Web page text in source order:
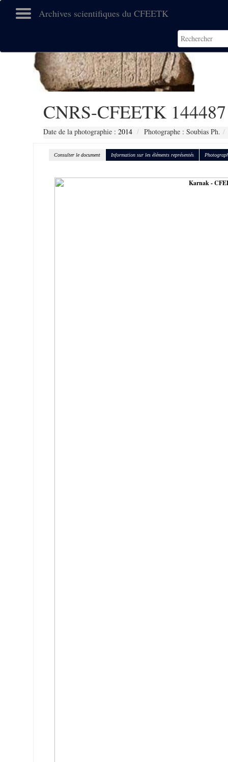
Archives scientifiques du CFEETK
CNRS-CFEETK 144487
Date de la photographie : 2014 Photographe : Soubias Ph.
Consulter le document Information sur les éléments représentés